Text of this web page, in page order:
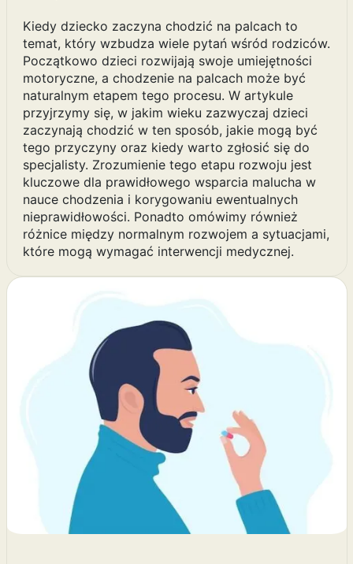
Kiedy dziecko zaczyna chodzić na palcach to
temat, który wzbudza wiele pytań wśród rodziców.
Początkowo dzieci rozwijają swoje umiejętności
motoryczne, a chodzenie na palcach może być
naturalnym etapem tego procesu. W artykule
przyjrzymy się, w jakim wieku zazwyczaj dzieci
zaczynają chodzić w ten sposób, jakie mogą być
tego przyczyny oraz kiedy warto zgłosić się do
specjalisty. Zrozumienie tego etapu rozwoju jest
kluczowe dla prawidłowego wsparcia malucha w
nauce chodzenia i korygowaniu ewentualnych
nieprawidłowości. Ponadto omówimy również
różnice między normalnym rozwojem a sytuacjami,
które mogą wymagać interwencji medycznej.